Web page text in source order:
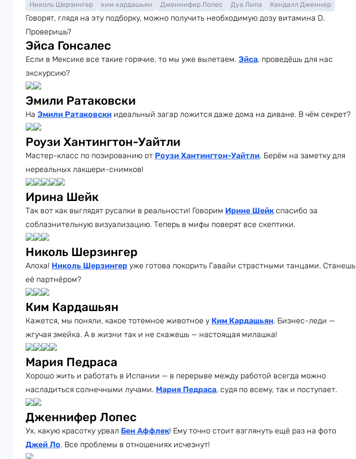
Николь Шерзингер
ким кардашьян Дженнифер Лопес Дуа Липа Кендалл Дженнер
Говорят, глядя на эту подборку, можно получить необходимую дозу витамина D.
Проверишь?
Эйса Гонсалес
Если в Мексике все такие горячие, то мы уже вылетаем. Эйса, проведёшь для нас
экскурсию?
Эмили Ратаковски
На Эмили Ратаковски идеальный загар ложится даже дома на диване. В чём секрет?
Роузи Хантингтон-Уайтли
Мастер-класс по позированию от Роузи Хантингтон-Уайтли. Берём на заметку для
нереальных лакшери-снимков!
Ирина Шейк
Так вот как выглядят русалки в реальности! Говорим Ирине Шейк спасибо за
соблазнительную визуализацию. Теперь в мифы поверят все скептики.
Николь Шерзингер
Алоха! Николь Шерзингер уже готова покорить Гавайи страстными танцами. Станешь
её партнёром?
Ким Кардашьян
Кажется, мы поняли, какое тотемное животное у Ким Кардашьян. Бизнес-леди —
жгучая змейка. А в жизни так и не скажешь — настоящая милашка!
Мария Педраса
Хорошо жить и работать в Испании — в перерыве между работой всегда можно
насладиться солнечными лучами. Мария Педраса, судя по всему, так и поступает.
Дженнифер Лопес
Ух, какую красотку урвал Бен Аффлек! Ему точно стоит взглянуть ещё раз на фото
Джей Ло. Все проблемы в отношениях исчезнут!